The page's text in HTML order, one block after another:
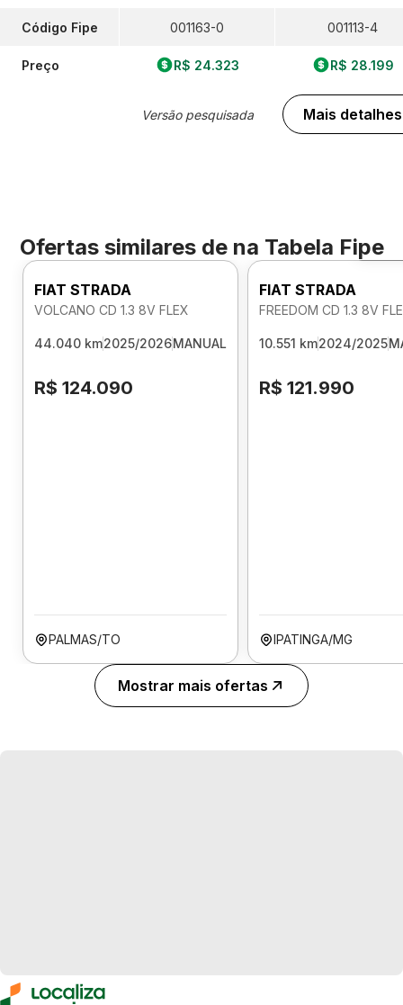
Código Fipe
Preço
001163-0
R$ 24.323
Versão pesquisada
001113-4
R$ 28.199
Mais detalhes
Ofertas similares de na Tabela Fipe
FIAT STRADA
VOLCANO CD 1.3 8V FLEX
44.040 km2025/2026MANUAL
R$ 124.090
PALMAS/TO
FIAT STRADA
FREEDOM CD 1.3 8V
10.551 km2024/2025
R$ 121.990
IPATINGA/MG
Mostrar mais ofertas